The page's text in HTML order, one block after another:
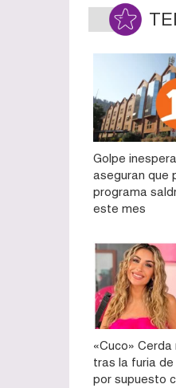
Golpe
aseguran que
programa
este mes
«Cuco»
tras la furia de
por supuesto